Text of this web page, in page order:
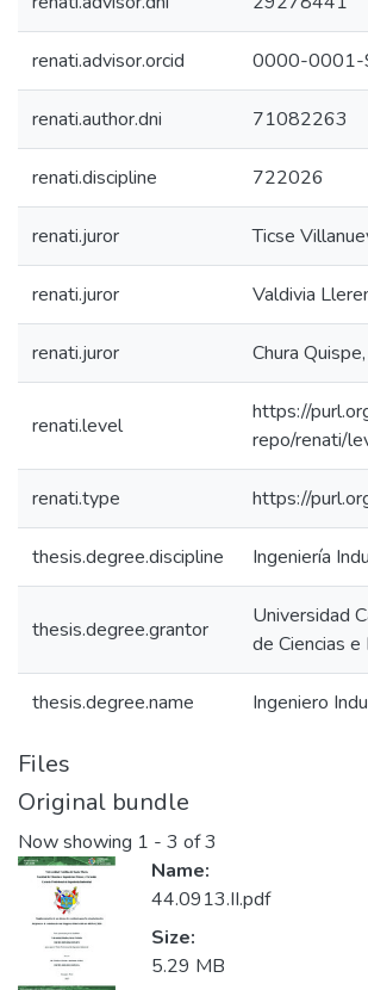
renati.advisor.orcid 0000-
renati.author.dni 71082263
renati.discipline 722026
renati.juror Ticse
renati.juror Valdivia
renati.juror Chura
renati.level
https://
repo/renati/
renati.type https://
thesis.degree.discipline Ingeniería
thesis.degree.grantor
Universidad
de Ciencias
thesis.degree.name Ingeniero
Files
Original bundle
Now showing 1 - 3 of 3
Name:
44.0913.II.pdf
Size:
5.29 MB